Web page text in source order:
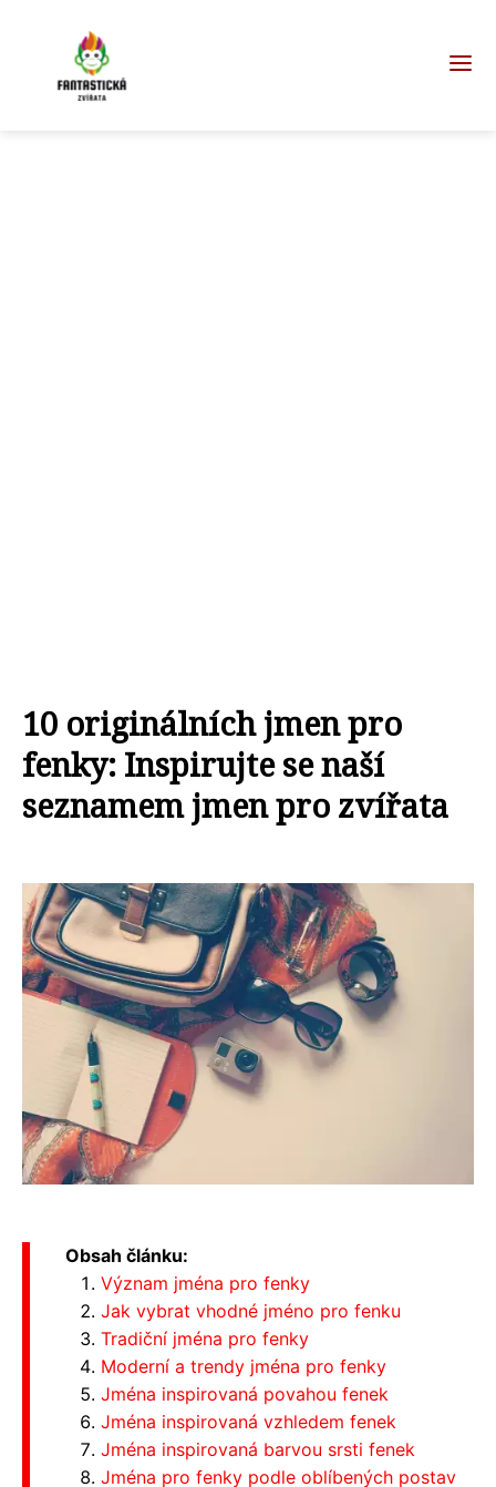
10 originálních jmen pro
fenky: Inspirujte se naší
seznamem jmen pro zvířata
Obsah článku:
Význam jména pro fenky
Jak vybrat vhodné jméno pro fenku
Tradiční jména pro fenky
Moderní a trendy jména pro fenky
Jména inspirovaná povahou fenek
Jména inspirovaná vzhledem fenek
Jména inspirovaná barvou srsti fenek
Jména pro fenky podle oblíbených postav